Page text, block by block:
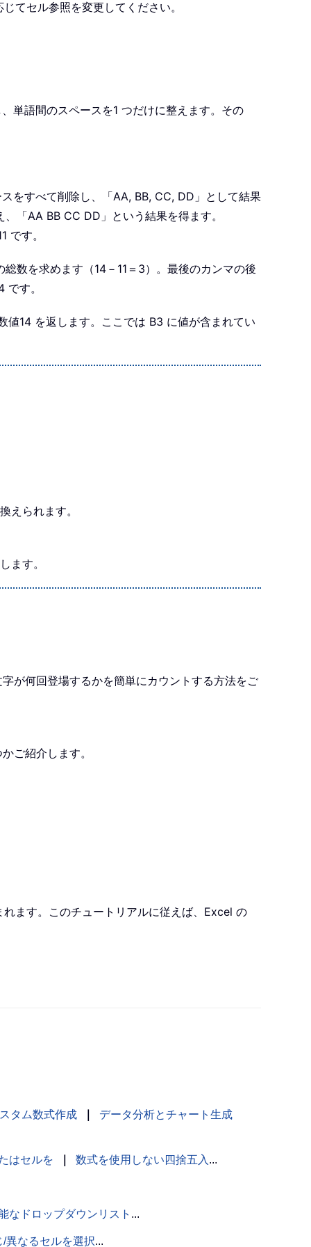
てセル参照を変更してください。
単語間のスペースを1 つだけに整えます。その
をすべて削除し、「AA, BB, CC, DD」として結果
「AA BB CC DD」という結果を得ます。
です。
数を求めます（14－11＝3）。最後のカンマの後
す。
14 を返します。ここでは B3 に値が含まれてい
えられます。
ます。
が何回登場するかを簡単にカウントする方法をご
ご紹介します。
ます。このチュートリアルに従えば、Excel の
タム数式作成 データ分析とチャート生成
はセルを 数式を使用しない四捨五入 ...
なドロップダウンリスト ...
/異なるセルを選択...